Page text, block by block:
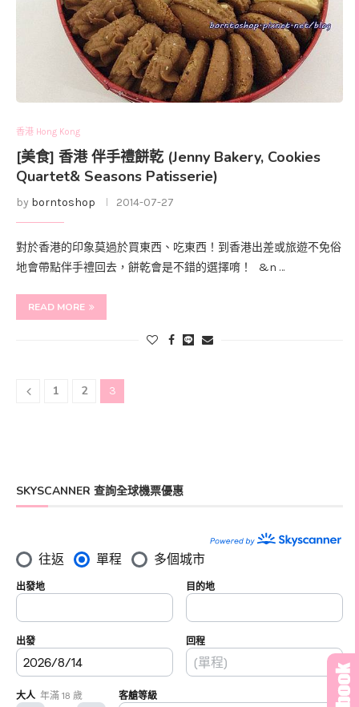
香港 Hong Kong
[美食] 香港 伴手禮餅乾 (Jenny Bakery, Cookies
Quartet& Seasons Patisserie)
by borntoshop 2014-07-27
對於香港的印象莫過於買東西、吃東西！到香港出差或旅遊不免俗
地會帶點伴手禮回去，餅乾會是不錯的選擇唷！ &n …
READ MORE
1 2 3
SKYSCANNER 查詢全球機票優惠